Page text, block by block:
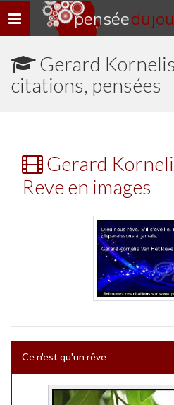
Navigation
rapide
penséedu
Gerard
citations, pensées
Gerard
Reve en images
Ce n'est qu'un rêve